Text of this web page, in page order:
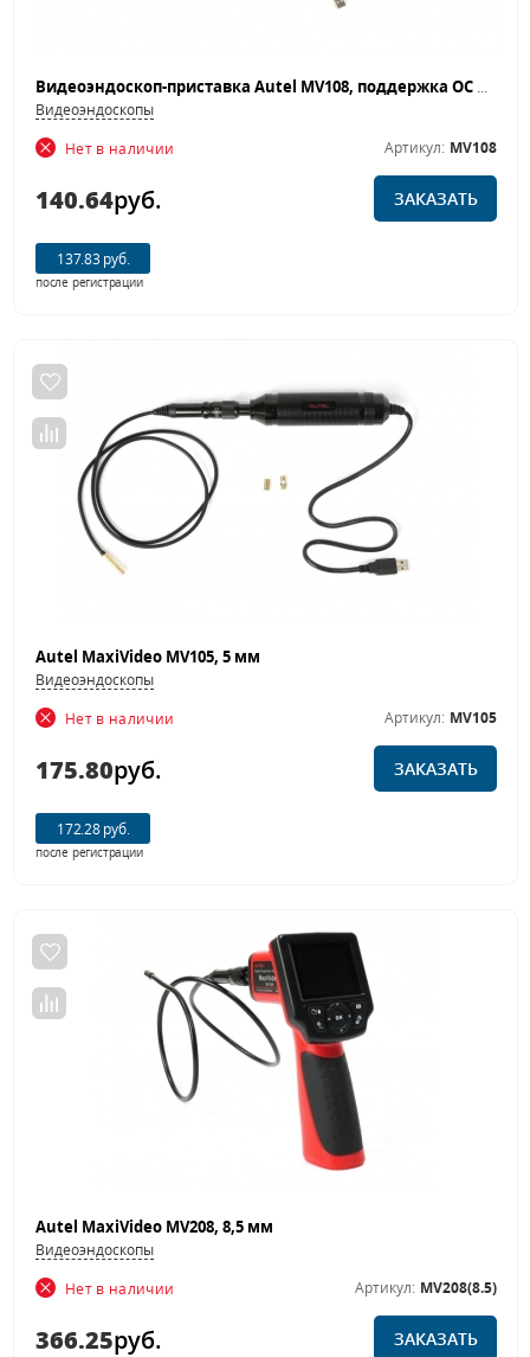
Видеоэндоскоп-приставка Autel MV108, поддержка ОС Android, Windows 8,5 мм.
Видеоэндоскопы
Нет в наличии
Артикул: MV108
140.64руб. ЗАКАЗАТЬ
137.83 руб.
после регистрации
Autel MaxiVideo MV105, 5 мм
Видеоэндоскопы
Нет в наличии
Артикул: MV105
175.80руб. ЗАКАЗАТЬ
172.28 руб.
после регистрации
Autel MaxiVideo MV208, 8,5 мм
Видеоэндоскопы
Нет в наличии
Артикул: MV208(8.5)
366.25руб. ЗАКАЗАТЬ